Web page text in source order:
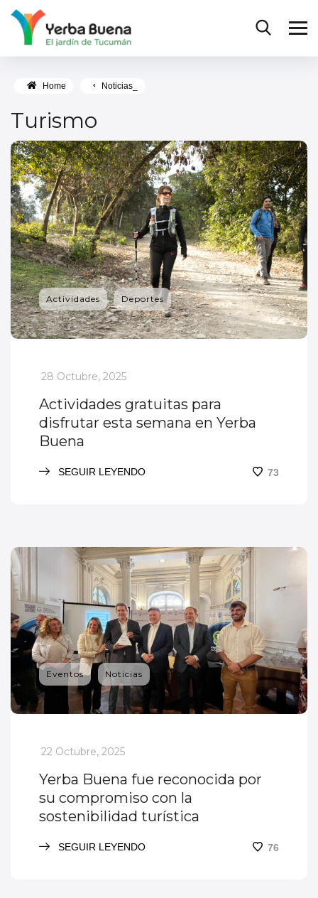
Home Noticias_
Turismo
Actividades Deportes
_
28 Octubre, 2025
Actividades gratuitas para
disfrutar esta semana en Yerba
Buena
SEGUIR LEYENDO 73
Eventos Noticias
_
22 Octubre, 2025
Yerba Buena fue reconocida por
su compromiso con la
sostenibilidad turística
SEGUIR LEYENDO 76